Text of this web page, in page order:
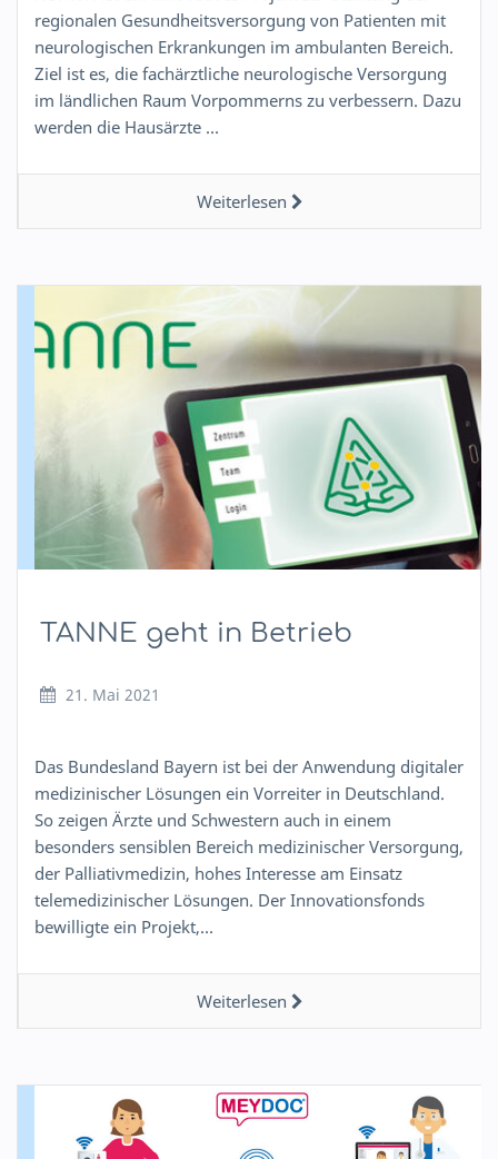
regionalen Gesundheitsversorgung von Patienten mit
neurologischen Erkrankungen im ambulanten Bereich.
Ziel ist es, die fachärztliche neurologische Versorgung
im ländlichen Raum Vorpommerns zu verbessern. Dazu
werden die Hausärzte …
Weiterlesen
TANNE geht in Betrieb
21. Mai 2021
Das Bundesland Bayern ist bei der Anwendung digitaler
medizinischer Lösungen ein Vorreiter in Deutschland.
So zeigen Ärzte und Schwestern auch in einem
besonders sensiblen Bereich medizinischer Versorgung,
der Palliativmedizin, hohes Interesse am Einsatz
telemedizinischer Lösungen. Der Innovationsfonds
bewilligte ein Projekt,…
Weiterlesen